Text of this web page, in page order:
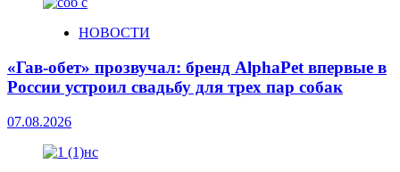
НОВОСТИ
«Гав-обет» прозвучал: бренд AlphaPet впервые в
России устроил свадьбу для трех пар собак
07.08.2026